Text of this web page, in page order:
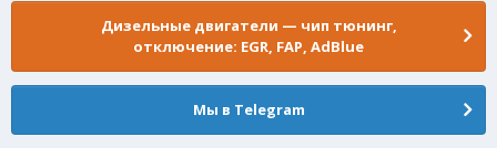
Дизельные двигатели — чип тюнинг,
отключение: EGR, FAP, AdBlue
Мы в Telegram